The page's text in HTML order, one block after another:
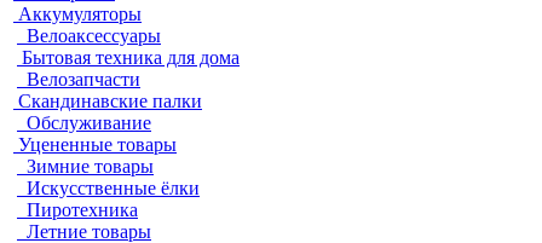
Аккумуляторы
Велоаксессуары
Бытовая техника для дома
Велозапчасти
Скандинавские палки
Обслуживание
Уцененные товары
Зимние товары
Искусственные ёлки
Пиротехника
Летние товары